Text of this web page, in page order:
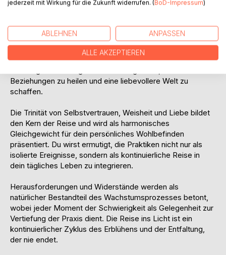
eigenes Leben zu entwickeln.
Ein zentraler Höhepunkt des Buches ist die Kultivierung von
Herzwärme, der Fähigkeit, Liebe und Mitgefühl nicht nur für
dich selbst, sondern auch für andere zu nähren. Praktiken
wie Herzöffnende Meditationen, Akte der Freundlichkeit
Beziehungen zu heilen und eine liebevollere Welt zu
schaffen.
Die Trinität von Selbstvertrauen, Weisheit und Liebe bildet
den Kern der Reise und wird als harmonisches
Gleichgewicht für dein persönliches Wohlbefinden
präsentiert. Du wirst ermutigt, die Praktiken nicht nur als
isolierte Ereignisse, sondern als kontinuierliche Reise in
dein tägliches Leben zu integrieren.
Herausforderungen und Widerstände werden als
natürlicher Bestandteil des Wachstumsprozesses betont,
wobei jeder Moment der Schwierigkeit als Gelegenheit zur
Vertiefung der Praxis dient. Die Reise ins Licht ist ein
kontinuierlicher Zyklus des Erblühens und der Entfaltung,
der nie endet.
jederzeit mit Wirkung für die Zukunft widerrufen. (BoD-Impressum)
ABLEHNEN ANPASSEN
ALLE AKZEPTIEREN